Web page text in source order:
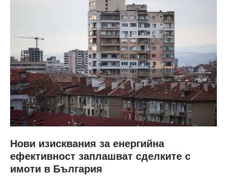
Нови изисквания за енергийна
ефективност заплашват сделките с
имоти в България